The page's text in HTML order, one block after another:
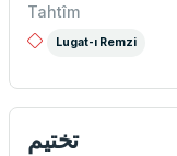
Tahtîm
Lugat-ı Remzi
تختيم